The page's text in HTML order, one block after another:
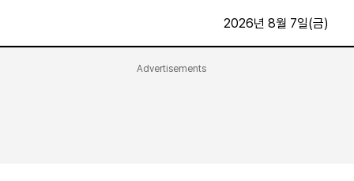
2026년 8월 7일(금)
Advertisements